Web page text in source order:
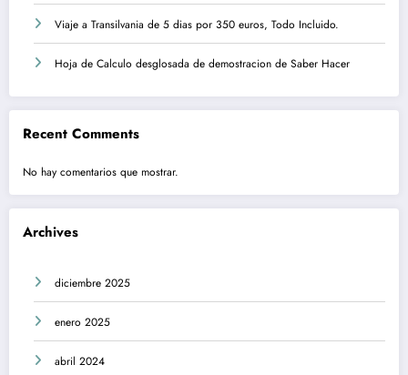
Viaje a Transilvania de 5 dias por 350 euros, Todo Incluido.
Hoja de Calculo desglosada de demostracion de Saber Hacer
Recent Comments
No hay comentarios que mostrar.
Archives
diciembre 2025
enero 2025
abril 2024